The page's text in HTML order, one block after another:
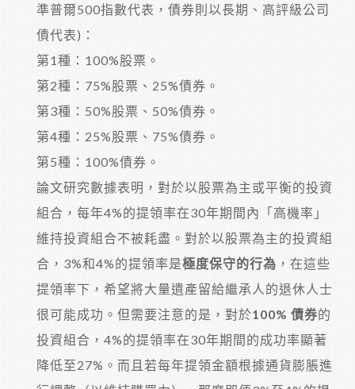
準普爾500指數代表，債券則以長期、高評級公司
債代表)：
第1種：100%股票。
第2種：75%股票、25%債券。
第3種：50%股票、50%債券。
第4種：25%股票、75%債券。
第5種：100%債券。
論文研究數據表明，對於以股票為主或平衡的投資
組合，每年4%的提領率在30年期間內「高機率」
維持投資組合不被耗盡。對於以股票為主的投資組
合，3%和4%的提領率是極度保守的行為 ，在這些
提領率下，希望將大量遺產留給繼承人的退休人士
很可能成功。但需要注意的是，對於100% 債券的
投資組合，4%的提領率在30年期間的成功率顯著
降低至27%。而且若每年提領金額根據通貨膨脹進